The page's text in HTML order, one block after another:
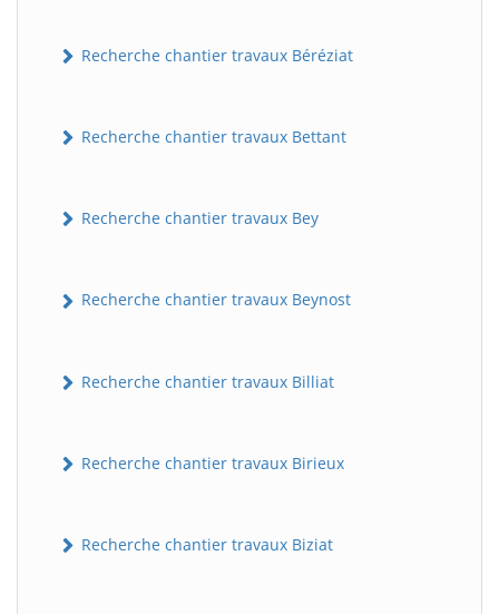
Recherche chantier travaux Béréziat
Recherche chantier travaux Bettant
Recherche chantier travaux Bey
Recherche chantier travaux Beynost
Recherche chantier travaux Billiat
Recherche chantier travaux Birieux
Recherche chantier travaux Biziat